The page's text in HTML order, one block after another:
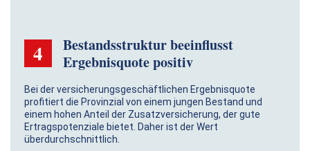
4
Bestandsstruktur beein­flusst
Ergebnisquote positiv
Bei der versicherungsgeschäftlichen Ergebnisquote
profitiert die Provinzial von einem jungen Bestand und
einem hohen Anteil der Zusatzversicherung, der gute
Ertragspotenziale bietet. Daher ist der Wert
überdurchschnittlich.